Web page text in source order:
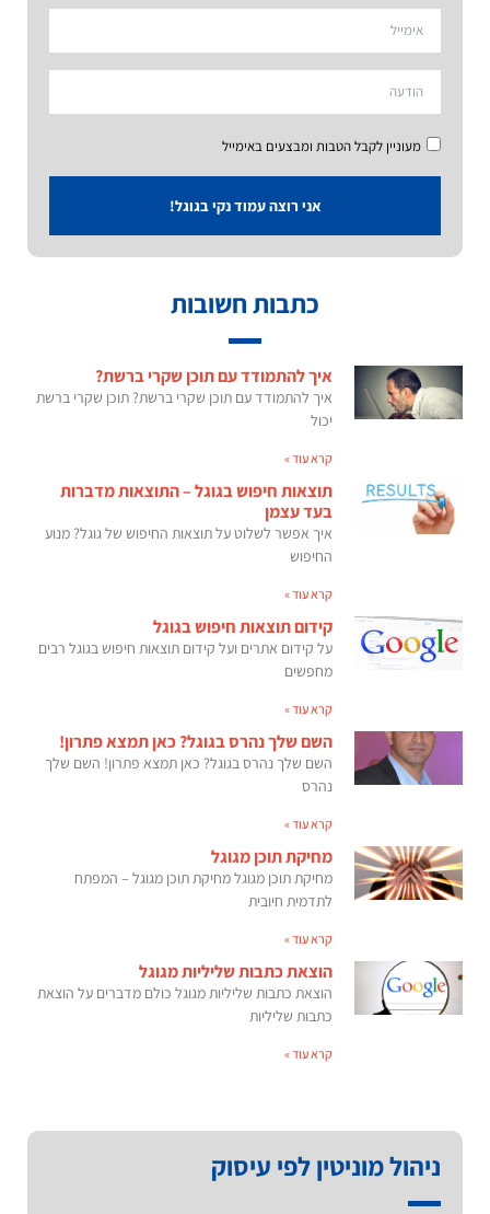
מעוניין לקבל הטבות ומבצעים באימייל
אני רוצה עמוד נקי בגוגל!
כתבות חשובות
איך להתמודד עם תוכן שקרי ברשת?
איך להתמודד עם תוכן שקרי ברשת? תוכן שקרי ברשת
יכול
קרא עוד »
תוצאות חיפוש בגוגל – התוצאות מדברות
בעד עצמן
איך אפשר לשלוט על תוצאות החיפוש של גוגל? מנוע
החיפוש
קרא עוד »
קידום תוצאות חיפוש בגוגל
על קידום אתרים ועל קידום תוצאות חיפוש בגוגל רבים
מחפשים
קרא עוד »
השם שלך נהרס בגוגל? כאן תמצא פתרון!
השם שלך נהרס בגוגל? כאן תמצא פתרון! השם שלך
נהרס
קרא עוד »
מחיקת תוכן מגוגל
מחיקת תוכן מגוגל מחיקת תוכן מגוגל – המפתח
לתדמית חיובית
קרא עוד »
הוצאת כתבות שליליות מגוגל
הוצאת כתבות שליליות מגוגל כולם מדברים על הוצאת
כתבות שליליות
קרא עוד »
ניהול מוניטין לפי עיסוק